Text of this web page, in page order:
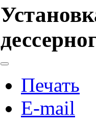
Печать
E-mail